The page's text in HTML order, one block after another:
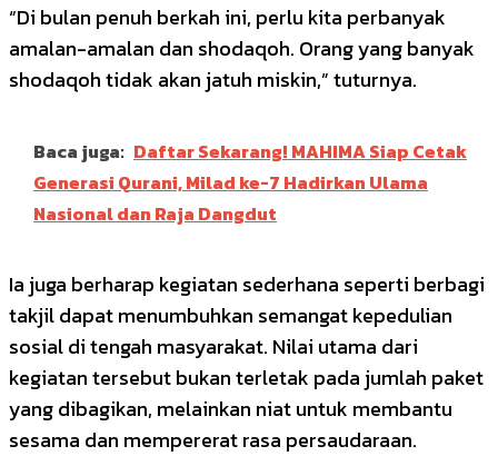
“Di bulan penuh berkah ini, perlu kita perbanyak
amalan-amalan dan shodaqoh. Orang yang banyak
shodaqoh tidak akan jatuh miskin,” tuturnya.
Baca juga: Daftar Sekarang! MAHIMA Siap Cetak
Generasi Qurani, Milad ke-7 Hadirkan Ulama
Nasional dan Raja Dangdut
Ia juga berharap kegiatan sederhana seperti berbagi
takjil dapat menumbuhkan semangat kepedulian
sosial di tengah masyarakat. Nilai utama dari
kegiatan tersebut bukan terletak pada jumlah paket
yang dibagikan, melainkan niat untuk membantu
sesama dan mempererat rasa persaudaraan.